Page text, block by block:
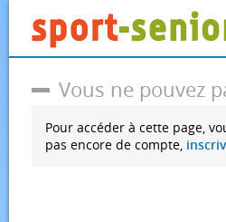
Vous ne pouvez
Pour accéder à cette page,
pas encore de compte,